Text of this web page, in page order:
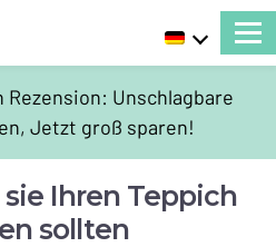
Rezension: Unschlagbare
Jetzt groß sparen!
sie Ihren Teppich
sollten